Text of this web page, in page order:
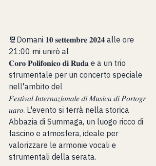
📆Domani 𝟏𝟎 𝐬𝐞𝐭𝐭𝐞𝐦𝐛𝐫𝐞 𝟐𝟎𝟐𝟒 alle ore
21:00 mi unirò al
𝐂𝐨𝐫𝐨 𝐏𝐨𝐥𝐢𝐟𝐨𝐧𝐢𝐜𝐨 𝐝𝐢 𝐑𝐮𝐝𝐚 e a un trio
strumentale per un concerto speciale
nell'ambito del
𝐹𝑒𝑠𝑡𝑖𝑣𝑎𝑙 𝐼𝑛𝑡𝑒𝑟𝑛𝑎𝑧𝑖𝑜𝑛𝑎𝑙𝑒 𝑑𝑖 𝑀𝑢𝑠𝑖𝑐𝑎 𝑑𝑖 𝑃𝑜𝑟𝑡𝑜𝑔𝑟
𝑢𝑎𝑟𝑜. L'evento si terrà nella storica
Abbazia di Summaga, un luogo ricco di
fascino e atmosfera, ideale per
valorizzare le armonie vocali e
strumentali della serata.